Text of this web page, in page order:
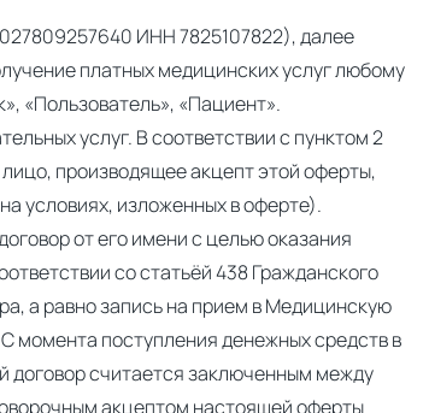
ИНН 7825107822), далее
платных медицинских услуг любому
«Пользователь», «Пациент».
услуг. В соответствии с пунктом 2
производящее акцепт этой оферты,
условиях, изложенных в оферте).
от его имени с целью оказания
со статьёй 438 Гражданского
а равно запись на прием в Медицинскую
момента поступления денежных средств в
договор считается заключенным между
акцептом настоящей оферты